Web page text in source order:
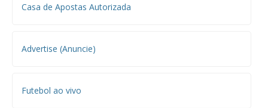
Casa de Apostas Autorizada
Advertise (Anuncie)
Futebol ao vivo